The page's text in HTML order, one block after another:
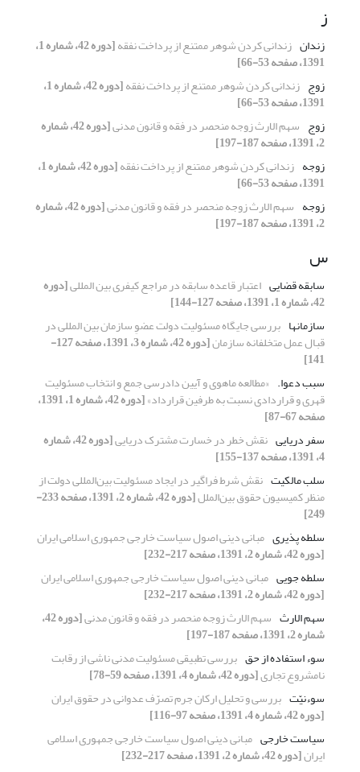
ز
زندان زندانی کردن شوهر ممتنع از پرداخت نفقه [دوره 42، شماره 1،
1391، صفحه 53-66]
زوج زندانی کردن شوهر ممتنع از پرداخت نفقه [دوره 42، شماره 1،
1391، صفحه 53-66]
زوج سهم الارث زوجه منحصر در فقه و قانون مدنی [دوره 42، شماره
2، 1391، صفحه 187-197]
زوجه زندانی کردن شوهر ممتنع از پرداخت نفقه [دوره 42، شماره 1،
1391، صفحه 53-66]
زوجه سهم الارث زوجه منحصر در فقه و قانون مدنی [دوره 42، شماره
2، 1391، صفحه 187-197]
س
سابقه قضایی اعتبار قاعده سابقه در مراجع کیفری بین المللی[دوره
42، شماره 1، 1391، صفحه 127-144]
سازمانها بررسی جایگاه مسئولیت دولت عضوِ سازمان بین المللی در
قبال عمل متخلفانه سازمان [دوره 42، شماره 3، 1391، صفحه 127-
141]
سبب دعوا. «مطالعه ماهوی و آیین دادرسی جمع و انتخاب مسئولیت
قهری و قراردادی نسبت به طرفین قرارداد» [دوره 42، شماره 1، 1391،
صفحه 67-87]
سفر دریایی نقش خطر در خسارت مشترک دریایی [دوره 42، شماره
4، 1391، صفحه 137-155]
سلب مالکیت نقش شرط فراگیر در ایجاد مسئولیت بین‌المللی دولت از
منظر کمیسیون حقوق ‌بین‌الملل [دوره 42، شماره 2، 1391، صفحه 233-
249]
سلطه پذیری مبانی دینی اصول سیاست خارجی جمهوری اسلامی ایران
[دوره 42، شماره 2، 1391، صفحه 217-232]
سلطه جویی مبانی دینی اصول سیاست خارجی جمهوری اسلامی ایران
[دوره 42، شماره 2، 1391، صفحه 217-232]
سهم الارث سهم الارث زوجه منحصر در فقه و قانون مدنی [دوره 42،
شماره 2، 1391، صفحه 187-197]
سوء استفاده از حق بررسی تطبیقی مسئولیت مدنی ناشی از رقابت
نامشروع تجاری[دوره 42، شماره 4، 1391، صفحه 59-78]
سوءنیّت بررسی و تحلیل ارکان جرم تصرّف عدوانی در حقوق ایران
[دوره 42، شماره 4، 1391، صفحه 97-116]
سیاست خارجی مبانی دینی اصول سیاست خارجی جمهوری اسلامی
ایران[دوره 42، شماره 2، 1391، صفحه 217-232]